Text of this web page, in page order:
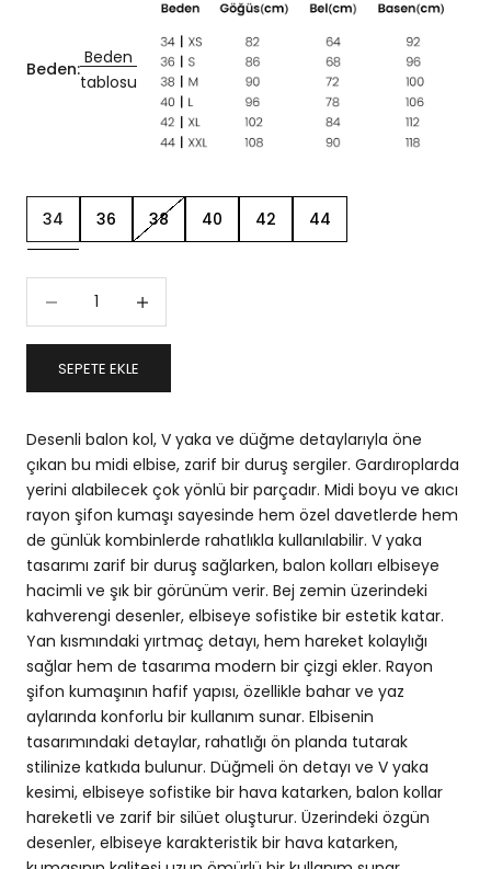
Beden:
Beden
tablosu
34 36 38 40 42 44
Miktarı azalt
SEPETE EKLE
Desenli balon kol, V yaka ve düğme detaylarıyla öne
çıkan bu midi elbise, zarif bir duruş sergiler. Gardıroplarda
yerini alabilecek çok yönlü bir parçadır. Midi boyu ve akıcı
rayon şifon kumaşı sayesinde hem özel davetlerde hem
de günlük kombinlerde rahatlıkla kullanılabilir. V yaka
tasarımı zarif bir duruş sağlarken, balon kolları elbiseye
hacimli ve şık bir görünüm verir. Bej zemin üzerindeki
kahverengi desenler, elbiseye sofistike bir estetik katar.
Yan kısmındaki yırtmaç detayı, hem hareket kolaylığı
sağlar hem de tasarıma modern bir çizgi ekler. Rayon
şifon kumaşının hafif yapısı, özellikle bahar ve yaz
aylarında konforlu bir kullanım sunar. Elbisenin
tasarımındaki detaylar, rahatlığı ön planda tutarak
stilinize katkıda bulunur. Düğmeli ön detayı ve V yaka
kesimi, elbiseye sofistike bir hava katarken, balon kollar
hareketli ve zarif bir silüet oluşturur. Üzerindeki özgün
desenler, elbiseye karakteristik bir hava katarken,